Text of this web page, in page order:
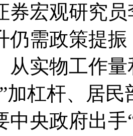
宏观研究员
仍需政策提
从实物工作
加杠杆、居
中央政府出